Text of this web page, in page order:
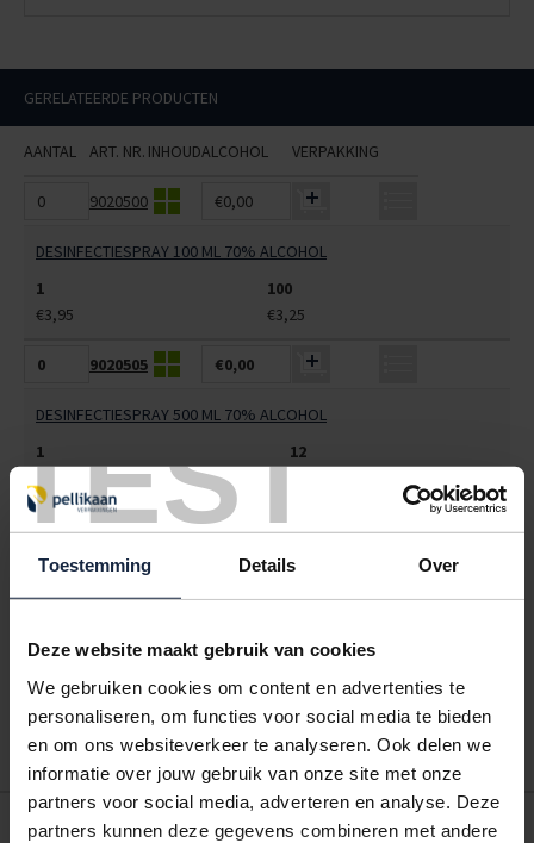
TEST
Toestemming Details Over
Deze website maakt gebruik van cookies
We gebruiken cookies om content en advertenties te
personaliseren, om functies voor social media te bieden
en om ons websiteverkeer te analyseren. Ook delen we
informatie over jouw gebruik van onze site met onze
partners voor social media, adverteren en analyse. Deze
partners kunnen deze gegevens combineren met andere
GERELATEERDE PRODUCTEN
AANTAL ART. NR. INHOUDALCOHOL VERPAKKING
9020500 €0,00
DESINFECTIESPRAY 100 ML 70% ALCOHOL
1
100
€3,95
€3,25
9020505 €0,00
DESINFECTIESPRAY 500 ML 70% ALCOHOL
1
12
ALLES BESTELLEN
Wanneer u bent ingelogd, kunt u een eigen bestellijst maken.
Gebruik bestel- en offertelijsten om eenvoudig en snel producten
te bestellen. Uw bestel- en offertelijsten kunt u terugvinden in uw
account. Dat pakt altijd goed uit voor uw administratie!